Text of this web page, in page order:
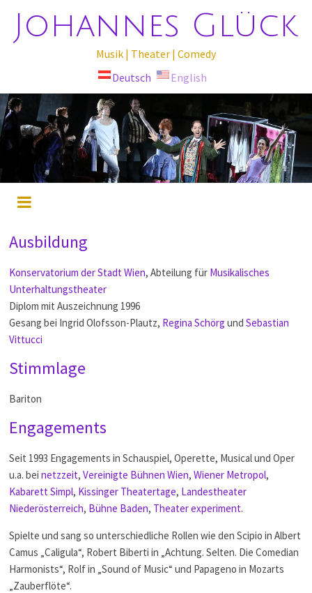
Johannes Glück
Musik | Theater | Comedy
Deutsch
English
Ausbildung
Konservatorium der Stadt Wien, Abteilung für Musikalisches
Unterhaltungstheater
Diplom mit Auszeichnung 1996
Gesang bei Ingrid Olofsson-Plautz, Regina Schörg undSebastian
Vittucci
Stimmlage
Bariton
Engagements
Seit 1993 Engagements in Schauspiel, Operette, Musical und Oper
u.a. beinetzzeit,Vereinigte Bühnen Wien,Wiener Metropol,
Kabarett Simpl, Kissinger Theatertage, Landestheater
Niederösterreich, Bühne Baden, Theater experiment.
Spielte und sang so unterschiedliche Rollen wie den Scipio in Albert
Camus „Caligula“, Robert Biberti in „Achtung. Selten. Die Comedian
Harmonists“, Rolf in „Sound of Music“ und Papageno in Mozarts
„Zauberflöte“.